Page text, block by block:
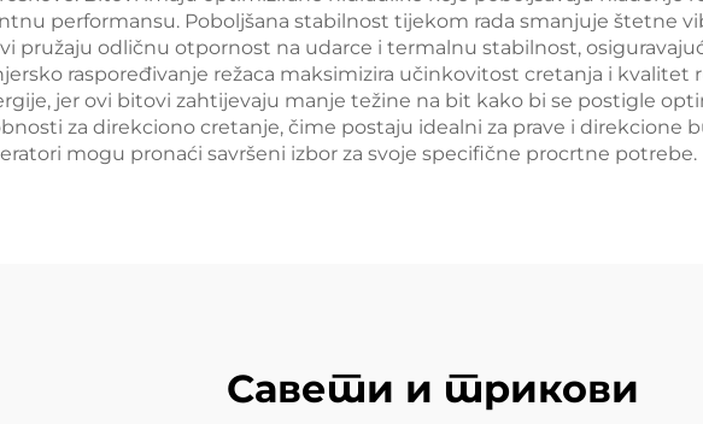
performansu. Poboljšana stabilnost tijekom rada smanjuje štetne
pružaju odličnu otpornost na udarce i termalnu stabilnost,
raspoređivanje režaca maksimizira učinkovitost cretanja i kvalitet
jer ovi bitovi zahtijevaju manje težine na bit kako bi se postigle
za direkciono cretanje, čime postaju idealni za prave i direkcione
mogu pronaći savršeni izbor za svoje specifične procrtne potrebe.
Савети и трикови